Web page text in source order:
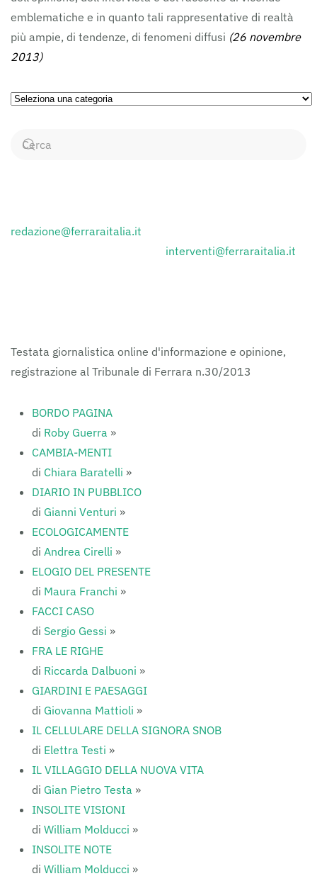
emblematiche e in quanto tali rappresentative di realtà
più ampie, di tendenze, di fenomeni diffusi (26 novembre
2013)
Ricerca
Categorie
redazione@ferraraitalia.it
interventi@ferraraitalia.it
Testata giornalistica online d'informazione e opinione,
registrazione al Tribunale di Ferrara n.30/2013
BORDO PAGINA
di Roby Guerra »
CAMBIA-MENTI
di Chiara Baratelli »
DIARIO IN PUBBLICO
di Gianni Venturi »
ECOLOGICAMENTE
di Andrea Cirelli »
ELOGIO DEL PRESENTE
di Maura Franchi »
FACCI CASO
di Sergio Gessi »
FRA LE RIGHE
di Riccarda Dalbuoni »
GIARDINI E PAESAGGI
di Giovanna Mattioli »
IL CELLULARE DELLA SIGNORA SNOB
di Elettra Testi »
IL VILLAGGIO DELLA NUOVA VITA
di Gian Pietro Testa »
INSOLITE VISIONI
di William Molducci »
INSOLITE NOTE
di William Molducci »